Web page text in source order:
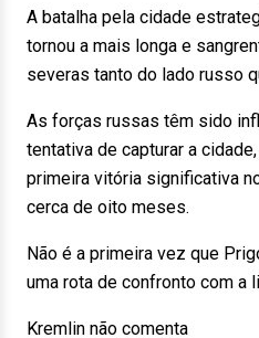
A batalha pela cidade
tornou a mais longa e
severas tanto do lado russo
As forças russas têm sido
tentativa de capturar a
primeira vitória significativa
cerca de oito meses.
Não é a primeira vez que
uma rota de confronto com a
Kremlin não comenta